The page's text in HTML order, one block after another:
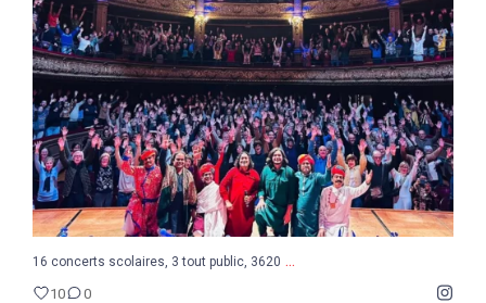
10 0
16 concerts scolaires, 3 tout public, 3620 ...
10 0